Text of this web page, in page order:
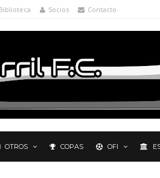
Biblioteca Socios Contacto
OTROS COPAS OFI